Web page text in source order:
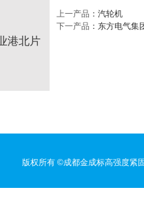
港北片
上一产品 ： 汽轮机
下一产品 ： 东方电气集
版权所有 ©成都金成标高强度紧